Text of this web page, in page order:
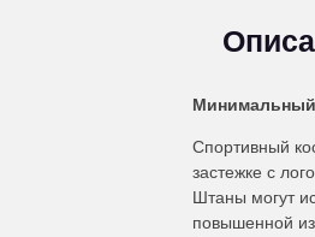
Минимальный
Спортивный
застежке с
Штаны могут
повышенной